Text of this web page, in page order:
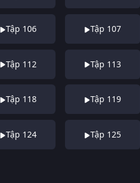
Tập 106 Tập 107
Tập 112 Tập 113
Tập 118 Tập 119
Tập 124 Tập 125